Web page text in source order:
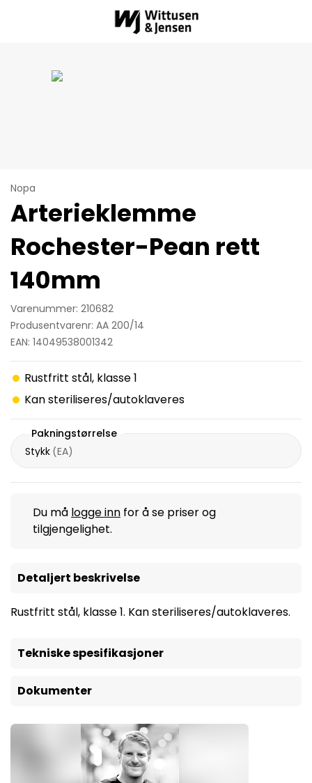
Nopa
Arterieklemme
Rochester-Pean rett
140mm
Varenummer: 210682
Produsentvarenr: AA 200/14
EAN: 14049538001342
Rustfritt stål, klasse 1
Kan steriliseres/autoklaveres
Pakningstørrelse
Stykk (EA)
Du må logge inn for å se priser og
tilgjengelighet.
Detaljert beskrivelse
Rustfritt stål, klasse 1. Kan steriliseres/autoklaveres.
Tekniske spesifikasjoner
Dokumenter